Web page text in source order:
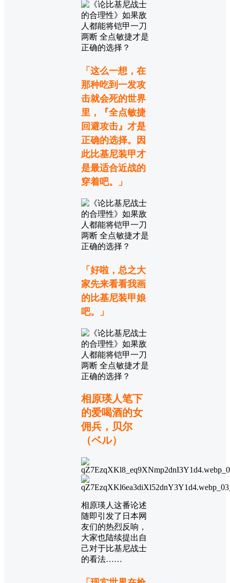
「这么一想，在
那种吃到一发攻
击就会死的世界
里，『全点敏捷
回避攻击』才是
正确的选择。因
此比基尼装甲才
是最适合近战的
穿着吧。」
「好啦，总之大
家先来看看我画
的比基尼装甲娘
吧。」
相原瑛人笔下
的爱喝酒的女
佣兵，贝尔
（ベル）
相原瑛人这番论述
随即引发了日本网
友们的热烈反响，
大家也陆续提出自
己对于比基尼战士
的看法……